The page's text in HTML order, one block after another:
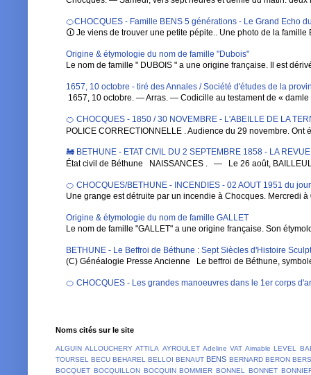
🍊CHOCQUES - Famille BENS 5 générations - Le Grand Echo
🛈 Je viens de trouver une petite pépite.. Une photo de la famille
Origine & étymologie du nom de famille "Dubois"
Le nom de famille " DUBOIS " a une origine française. Il est
1657, 10 octobre - tiré des Annales / Société d'études de la
1657, 10 octobre. — Arras. — Codicille au testament de « damle
🍊 CHOCQUES - 1850 / 30 NOVEMBRE - L'ABEILLE DE LA
POLICE CORRECTIONNELLE . Audience du 29 novembre.
🚂 BETHUNE - ETAT CIVIL DU 2 SEPTEMBRE 1858 - LA
État civil de Béthune NAISSANCES . — Le 26 août,
🍊 CHOCQUES/BETHUNE - INCENDIES - 02 AOUT 1951 du
Une grange est détruite par un incendie à Chocques. Mercredi
Origine & étymologie du nom de famille GALLET
Le nom de famille "GALLET" a une origine française. Son
BETHUNE - Le Beffroi de Béthune : Sept Siècles d'Histoire
(C) Généalogie Presse Ancienne Le beffroi de Béthune,
🍊 CHOCQUES - Les grandes manoeuvres dans le 1er corps
Noms cités sur le site
ALGUIN ALLOUCHERY ATTILA AYROULET Adeline VAT Aimable LEVEL
TOURSEL
BECU BEHAREL BELLOI BENAUT BENS BERNARD BERON
BOCQUET BOCQUILLON BOCQUIN BOMMIER BONNEL BONNET